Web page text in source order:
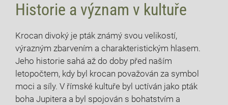
Historie a význam v kultuře
Krocan divoký je pták známý svou velikostí,
výrazným zbarvením a charakteristickým hlasem.
Jeho historie sahá až do doby před naším
letopočtem, kdy byl krocan považován za symbol
moci a síly. V římské kultuře byl uctíván jako pták
boha Jupitera a byl spojován s bohatstvím a